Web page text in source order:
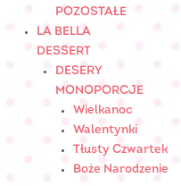
POZOSTAŁE
LA BELLA
DESSERT
DESERY
MONOPORCJE
Wielkanoc
Walentynki
Tłusty Czwartek
Boże Narodzenie